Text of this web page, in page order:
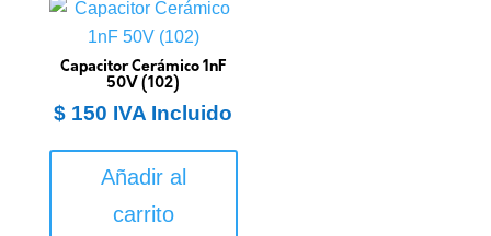
Capacitor Cerámico 1nF
50V (102)
$ 150 IVA Incluido
Añadir al
carrito